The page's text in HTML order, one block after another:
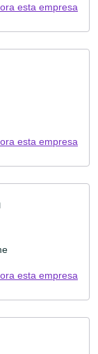
esta empresa
esta empresa
esta empresa